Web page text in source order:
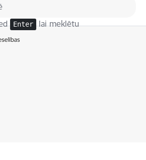
Enter lai meklētu